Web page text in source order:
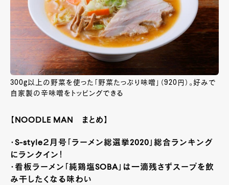
300g以上の野菜を使った「野菜たっぷり味噌」（920円）。好みで
自家製の辛味噌をトッピングできる
【NOODLE MAN まとめ】
・S-style２月号「ラーメン総選挙2020」総合ランキング
にランクイン！
・看板ラーメン「純鶏塩SOBA」は一滴残さずスープを飲
み干したくなる味わい